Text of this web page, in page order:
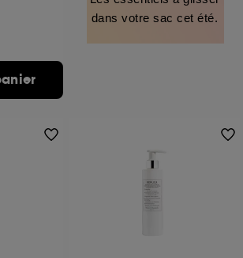
dans votre sac cet été.